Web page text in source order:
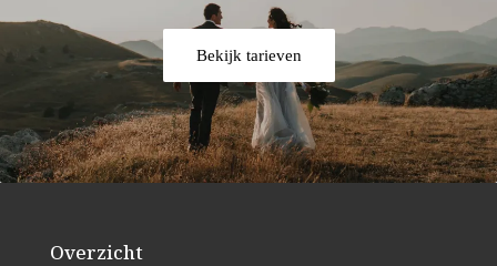
Bekijk tarieven
Overzicht